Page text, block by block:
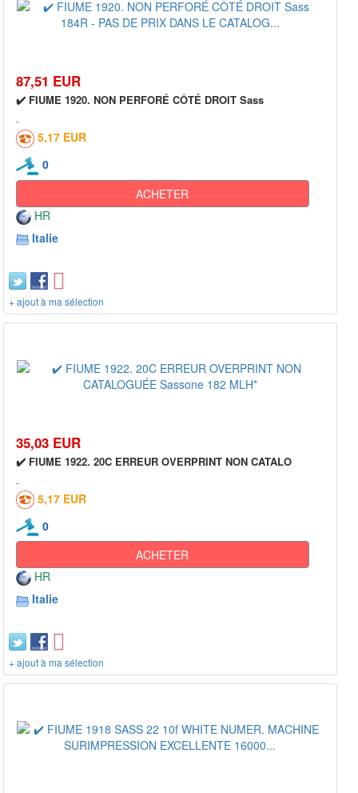
87,51 EUR
✔️ FIUME 1920. NON PERFORÉ CÔTÉ DROIT Sass
5,17 EUR
0
ACHETER
HR
Italie
+ ajout à ma sélection
35,03 EUR
✔️ FIUME 1922. 20C ERREUR OVERPRINT NON CATALO
5,17 EUR
0
ACHETER
HR
Italie
+ ajout à ma sélection